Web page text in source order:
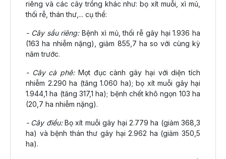
riêng và các cây trồng khác như: bọ xít muỗi, xì mủ,
thối rễ, thán thư,... cụ thể:
- Cây sầu riêng:Bệnh xì mủ, thối rễ gây hại 1.936 ha
(163 ha nhiễm nặng), giảm 855,7 ha so với cùng kỳ
năm trước.
- Cây cà phê:Mọt đục cành gây hại với diện tích
nhiễm 2.290 ha (tăng 1.060 ha); bọ xít muỗi gây hại
1.944,1 ha (tăng 317,1 ha); bệnh chết khô ngọn 103 ha
(20,7 ha nhiễm nặng).
- Cây điều:Bọ xít muỗi gây hại 2.779 ha (giảm 368,3
ha) và bệnh thán thư gây hại 2.962 ha (giảm 350,5
ha).